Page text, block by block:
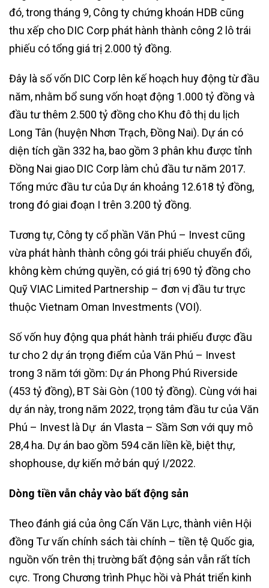
đó, trong tháng 9, Công ty chứng khoán HDB cũng
thu xếp cho DIC Corp phát hành thành công 2 lô trái
phiếu có tổng giá trị 2.000 tỷ đồng.
Đây là số vốn DIC Corp lên kế hoạch huy động từ đầu
năm, nhằm bổ sung vốn hoạt động 1.000 tỷ đồng và
đầu tư thêm 2.500 tỷ đồng cho Khu đô thị du lịch
Long Tân (huyện Nhơn Trạch, Đồng Nai). Dự án có
diện tích gần 332 ha, bao gồm 3 phân khu được tỉnh
Đồng Nai giao DIC Corp làm chủ đầu tư năm 2017.
Tổng mức đầu tư của Dự án khoảng 12.618 tỷ đồng,
trong đó giai đoạn I trên 3.200 tỷ đồng.
Tương tự, Công ty cổ phần Văn Phú – Invest cũng
vừa phát hành thành công gói trái phiếu chuyển đổi,
không kèm chứng quyền, có giá trị 690 tỷ đồng cho
Quỹ VIAC Limited Partnership – đơn vị đầu tư trực
thuộc Vietnam Oman Investments (VOI).
Số vốn huy động qua phát hành trái phiếu được đầu
tư cho 2 dự án trọng điểm của Văn Phú – Invest
trong 3 năm tới gồm: Dự án Phong Phú Riverside
(453 tỷ đồng), BT Sài Gòn (100 tỷ đồng). Cùng với hai
dự án này, trong năm 2022, trọng tâm đầu tư của Văn
Phú – Invest là Dự án Vlasta – Sầm Sơn với quy mô
28,4 ha. Dự án bao gồm 594 căn liền kề, biệt thự,
shophouse, dự kiến mở bán quý I/2022.
Dòng tiền vẫn chảy vào bất động sản
Theo đánh giá của ông Cấn Văn Lực, thành viên Hội
đồng Tư vấn chính sách tài chính – tiền tệ Quốc gia,
nguồn vốn trên thị trường bất động sản vẫn rất tích
cực. Trong Chương trình Phục hồi và Phát triển kinh